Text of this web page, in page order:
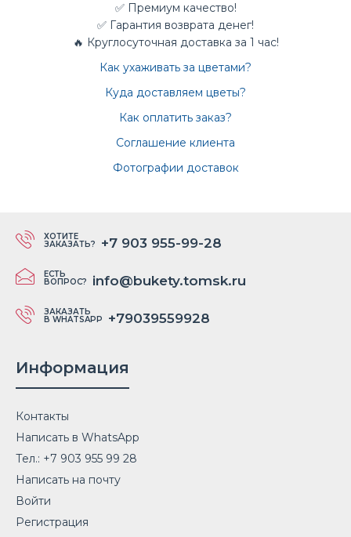
✅ Премиум качество!
✅ Гарантия возврата денег!
🔥 Круглосуточная доставка за 1 час!
Как ухаживать за цветами?
Куда доставляем цветы?
Как оплатить заказ?
Соглашение клиента
Фотографии доставок
ХОТИТЕ
ЗАКАЗАТЬ? +7 903 955-99-28
ЕСТЬ
ВОПРОС? info@bukety.tomsk.ru
ЗАКАЗАТЬ
В WHATSAPP +79039559928
Информация
Контакты
Написать в WhatsApp
Тел.: +7 903 955 99 28
Написать на почту
Войти
Регистрация